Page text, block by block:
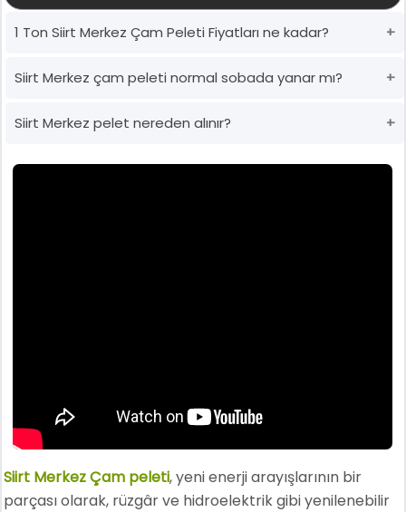
1 Ton Siirt Merkez Çam Peleti Fiyatları ne kadar?
Siirt Merkez çam peleti normal sobada yanar mı?
Siirt Merkez pelet nereden alınır?
Siirt Merkez Çam peleti, yeni enerji arayışlarının bir
parçası olarak, rüzgâr ve hidroelektrik gibi yenilenebilir